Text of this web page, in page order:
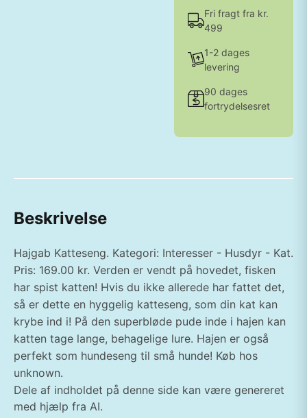
Fri fragt fra kr.
499
1-2 dages
levering
90 dages
fortrydelsesret
Beskrivelse
Hajgab Katteseng. Kategori: Interesser - Husdyr - Kat.
Pris: 169.00 kr. Verden er vendt på hovedet, fisken
har spist katten! Hvis du ikke allerede har fattet det,
så er dette en hyggelig katteseng, som din kat kan
krybe ind i! På den superbløde pude inde i hajen kan
katten tage lange, behagelige lure. Hajen er også
perfekt som hundeseng til små hunde! Køb hos
unknown.
Dele af indholdet på denne side kan være genereret
med hjælp fra AI.